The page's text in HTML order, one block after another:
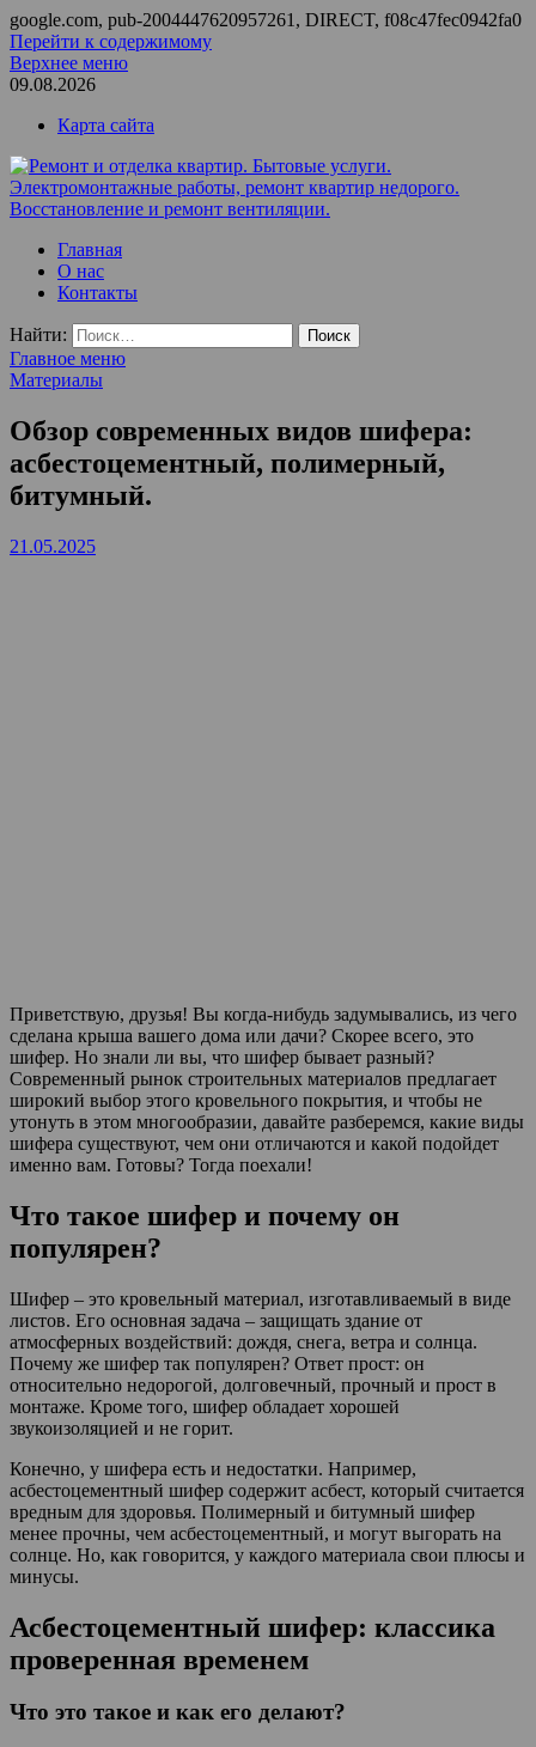
google.com, pub-2004447620957261, DIRECT, f08c47fec0942fa0
Перейти к содержимому
Верхнее меню
09.08.2026
Карта сайта
Ремонт и отделка квартир. Бытовые услуги.
Электромонтажные работы, ремонт квартир недорого.
Восстановление и ремонт вентиляции.
ООО Домус — ремонт квартир, обслуживание и ремонт
вентиляции, монтаж систем приточной вентиляции.
Главная
О нас
Контакты
Найти:
Главное меню
Материалы
Обзор современных видов шифера:
асбестоцементный, полимерный,
битумный.
21.05.2025
Приветствую, друзья! Вы когда-нибудь задумывались, из чего
сделана крыша вашего дома или дачи? Скорее всего, это
шифер. Но знали ли вы, что шифер бывает разный?
Современный рынок строительных материалов предлагает
широкий выбор этого кровельного покрытия, и чтобы не
утонуть в этом многообразии, давайте разберемся, какие виды
шифера существуют, чем они отличаются и какой подойдет
именно вам. Готовы? Тогда поехали!
Что такое шифер и почему он
популярен?
Шифер – это кровельный материал, изготавливаемый в виде
листов. Его основная задача – защищать здание от
атмосферных воздействий: дождя, снега, ветра и солнца.
Почему же шифер так популярен? Ответ прост: он
относительно недорогой, долговечный, прочный и прост в
монтаже. Кроме того, шифер обладает хорошей
звукоизоляцией и не горит.
Конечно, у шифера есть и недостатки. Например,
асбестоцементный шифер содержит асбест, который считается
вредным для здоровья. Полимерный и битумный шифер
менее прочны, чем асбестоцементный, и могут выгорать на
солнце. Но, как говорится, у каждого материала свои плюсы и
минусы.
Асбестоцементный шифер: классика
проверенная временем
Что это такое и как его делают?